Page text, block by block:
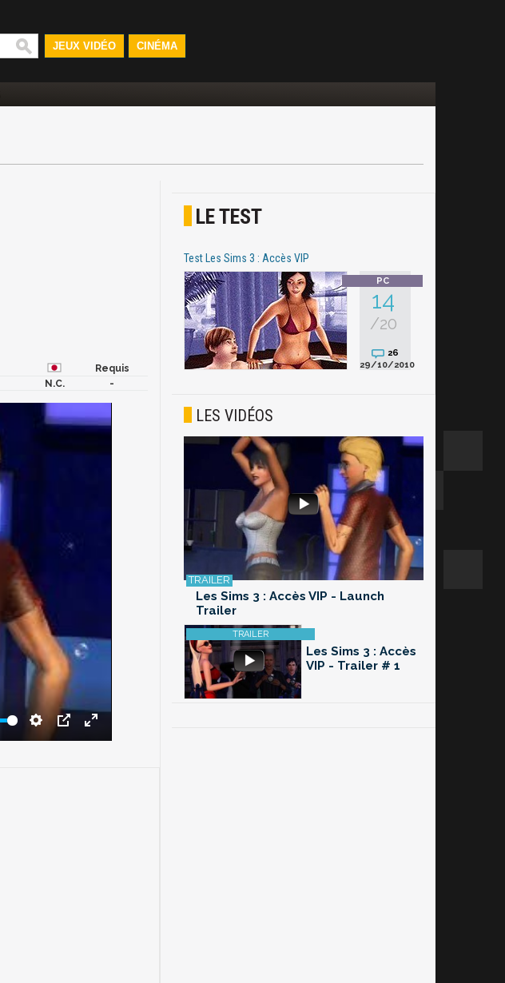
JEUX VIDÉO CINÉMA
Requis
N.C. -
LE TEST
Test Les Sims 3 : Accès VIP
14
/20
26
29/10/2010
LES VIDÉOS
Les Sims 3 : Accès VIP - Launch
Trailer
Les Sims 3 : Accès
VIP - Trailer # 1